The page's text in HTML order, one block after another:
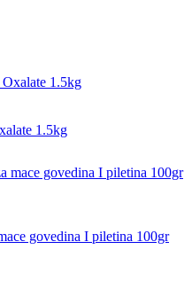
1.5kg
govedina I piletina 100gr